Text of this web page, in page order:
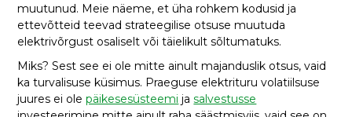
muutunud. Meie näeme, et üha rohkem kodusid ja
ettevõtteid teevad strateegilise otsuse muutuda
elektrivõrgust osaliselt või täielikult sõltumatuks.
Miks? Sest see ei ole mitte ainult majanduslik otsus, vaid
ka turvalisuse küsimus. Praeguse elektrituru volatiilsuse
juures ei olepäikesesüsteemi jasalvestusse